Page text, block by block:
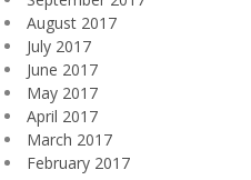
August 2017
July 2017
June 2017
May 2017
April 2017
March 2017
February 2017